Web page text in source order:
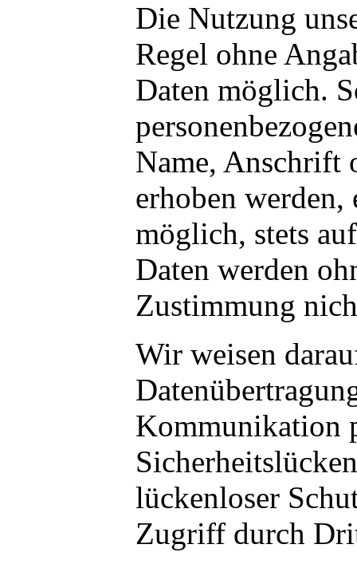
Die Nutzung
Regel ohne
Daten möglich.
Name, Anschrift
erhoben
möglich, stets
Daten werden
Zustimmung
Wir weisen
Kommunikation
lückenloser
Zugriff durch